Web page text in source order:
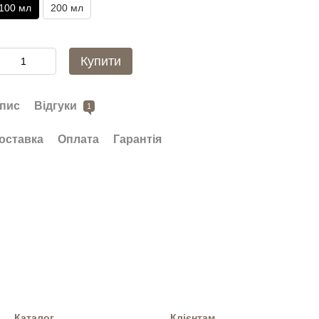
мл 200 мл
Купити
Відгуки 1
Оплата Гарантія